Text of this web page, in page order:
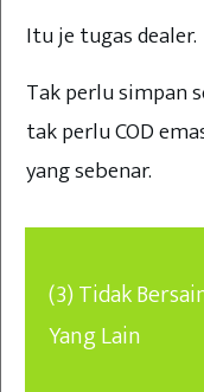
Itu je tugas dealer.
Tak perlu simpan
tak perlu COD
yang sebenar.
(3) Tidak
Yang Lain